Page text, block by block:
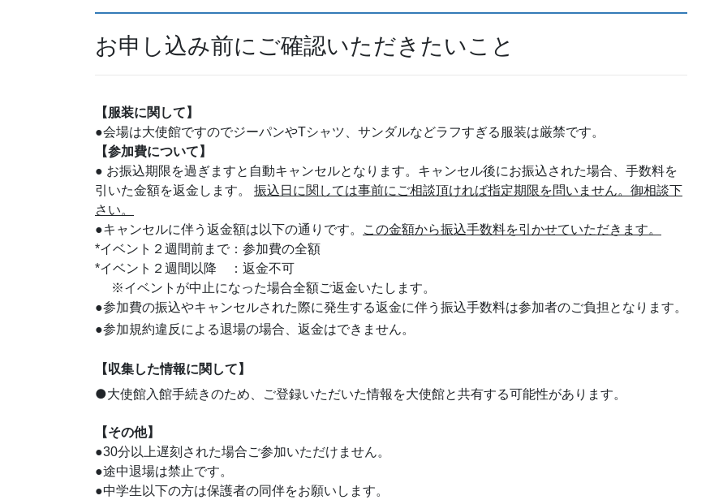
お申し込み前にご確認いただきたいこと
【服装に関して】
●会場は大使館ですのでジーパンやTシャツ、サンダルなどラフすぎる服装は厳禁です。
【参加費について】
● お振込期限を過ぎますと自動キャンセルとなります。キャンセル後にお振込された場合、手数料を
引いた金額を返金します。 振込日に関しては事前にご相談頂ければ指定期限を問いません。御相談下
さい。
●キャンセルに伴う返金額は以下の通りです。
この金額から振込手数料を引かせていただきます。
*イベント２週間前まで：参加費の全額
*イベント２週間以降 ：返金不可
※イベントが中止になった場合全額ご返金いたします。
●参加費の振込やキャンセルされた際に発生する返金に伴う振込手数料は参加者のご負担となります。
●参加規約違反による退場の場合、返金はできません。
【収集した情報に関して】
●大使館入館手続きのため、ご登録いただいた情報を大使館と共有する可能性があります。
【その他】
●30分以上遅刻された場合ご参加いただけません。
●途中退場は禁止です。
●中学生以下の方は保護者の同伴をお願いします。